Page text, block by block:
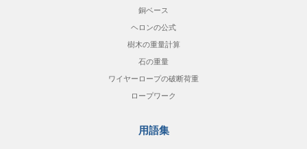
銅ベース
ヘロンの公式
樹木の重量計算
石の重量
ワイヤーロープの破断荷重
ロープワーク
用語集